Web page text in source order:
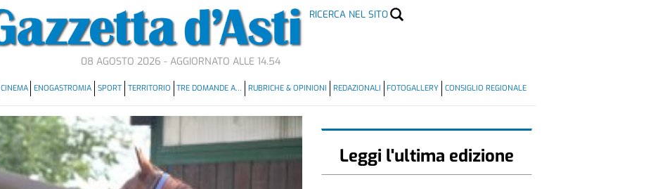
RICERCA NEL SITO
08 AGOSTO 2026 - AGGIORNATO ALLE 14.54
CINEMA ENOGASTROMIA SPORT TERRITORIO TRE DOMANDE A… RUBRICHE & OPINIONI REDAZIONALI FOTOGALLERY CONSIGLIO REGIONALE
Leggi l'ultima edizione